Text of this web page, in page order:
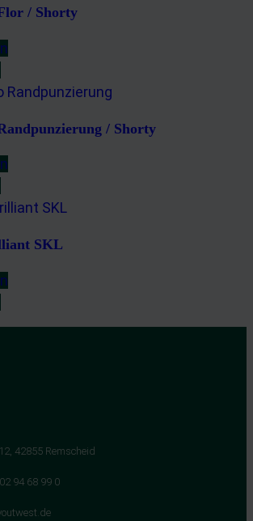
/ Shorty
/ Shorty
SKL
42855 Remscheid
94 68 99 0